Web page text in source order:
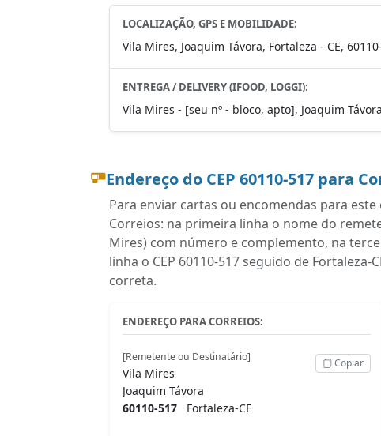
LOCALIZAÇÃO, GPS E MOBILIDADE:
Vila Mires, Joaquim Távora, Fortaleza - CE,
ENTREGA / DELIVERY (IFOOD, LOGGI):
Vila Mires - [seu nº - bloco, apto], Joaquim
Endereço do CEP 60110-517 para
Para enviar cartas ou encomendas para
Correios: na primeira linha o nome do
Mires) com número e complemento, na
linha o CEP 60110-517 seguido de
correta.
ENDEREÇO PARA CORREIOS:
[Remetente ou Destinatário]
Vila Mires
Joaquim Távora
60110-517 Fortaleza-CE
Copiar